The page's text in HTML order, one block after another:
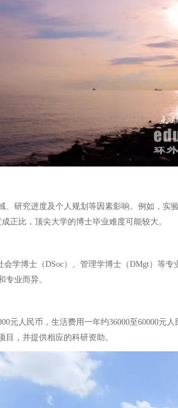
研究进度及个人规划等因素影响。例如，
正比，顶尖大学的博士毕业难度可能较大。
学博士（DSoc）、管理学博士（DMgt）等
业而异。
元人民币，生活费用一年约36000至60000
，并提供相应的科研资助。